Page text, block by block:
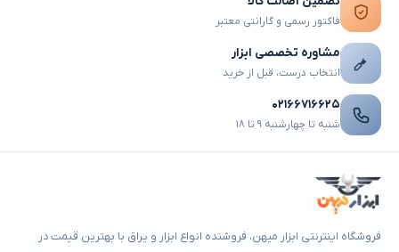
فاکتور رسمی و گارانتی معتبر
مشاوره تخصصی ابزار
انتخاب درست، قبل از خرید
۰۲۱۶۶۷۱۶۶۲۵
شنبه تا چهارشنبه ۹ تا ۱۸
فروشگاه اینترنتی ابزار میهن، فروشنده انواع ابزار و یراق با بهترین قیمت در